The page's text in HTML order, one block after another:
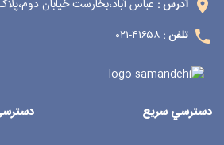
آدرس : عباس آباد،بخارست خیابان دوم،پلاک ۸ واحد
تلفن : ۴۱۶۵۸-۰۲۱
دسترسي سريع